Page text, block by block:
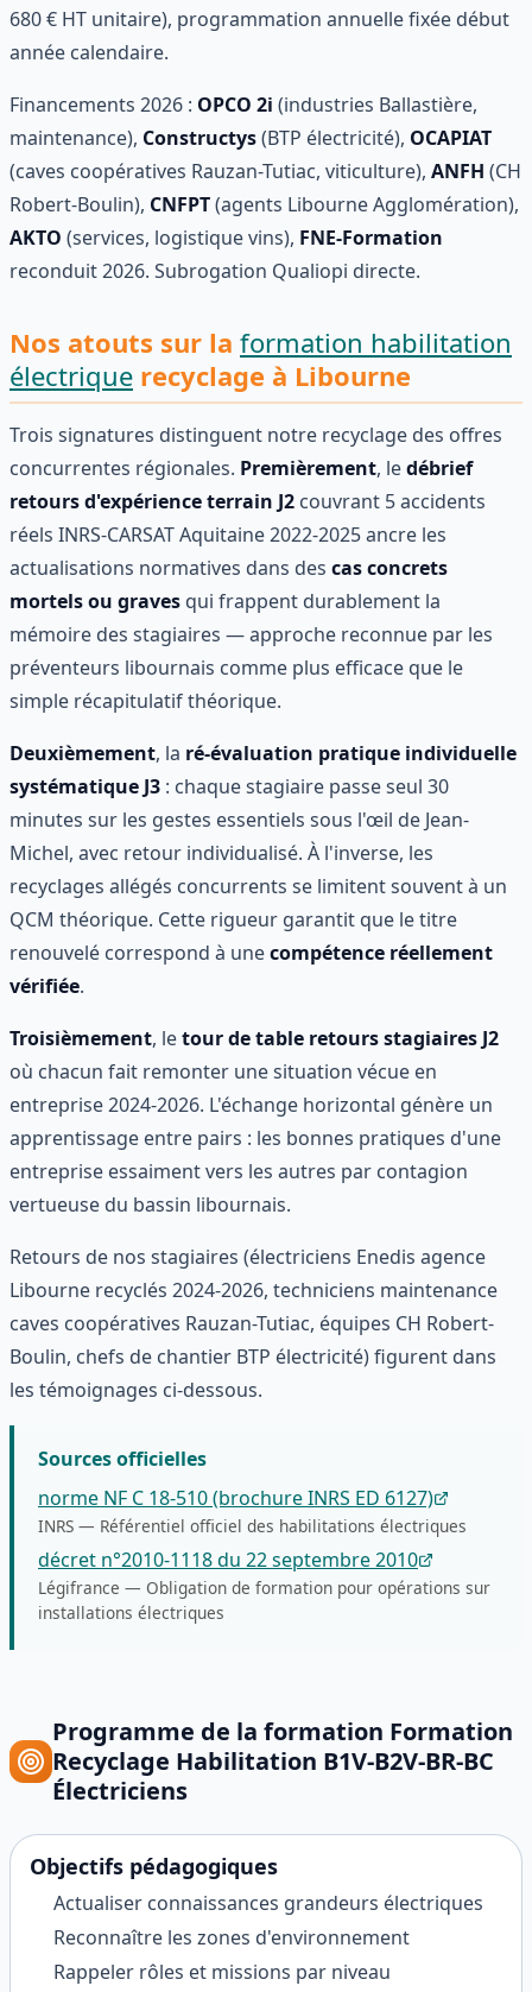
680 € HT unitaire), programmation annuelle fixée début
année calendaire.
Financements 2026 : OPCO 2i (industries Ballastière,
maintenance), Constructys(BTP électricité), OCAPIAT
(caves coopératives Rauzan-Tutiac, viticulture), ANFH (CH
Robert-Boulin), CNFPT(agents Libourne Agglomération),
AKTO (services, logistique vins), FNE-Formation
reconduit 2026. Subrogation Qualiopi directe.
Nos atouts sur la formation habilitation
électrique recyclage à Libourne
Trois signatures distinguent notre recyclage des offres
concurrentes régionales. Premièrement, ledébrief
retours d'expérience terrain J2 couvrant 5 accidents
réels INRS-CARSAT Aquitaine 2022-2025 ancre les
actualisations normatives dans des cas concrets
mortels ou graves qui frappent durablement la
mémoire des stagiaires — approche reconnue par les
préventeurs libournais comme plus efficace que le
simple récapitulatif théorique.
Deuxièmement, la ré-évaluation pratique individuelle
systématique J3 : chaque stagiaire passe seul 30
minutes sur les gestes essentiels sous l'œil de Jean-
Michel, avec retour individualisé. À l'inverse, les
recyclages allégés concurrents se limitent souvent à un
QCM théorique. Cette rigueur garantit que le titre
renouvelé correspond à unecompétence réellement
vérifiée.
Troisièmement, letour de table retours stagiaires J2
où chacun fait remonter une situation vécue en
entreprise 2024-2026. L'échange horizontal génère un
apprentissage entre pairs : les bonnes pratiques d'une
entreprise essaiment vers les autres par contagion
vertueuse du bassin libournais.
Retours de nos stagiaires (électriciens Enedis agence
Libourne recyclés 2024-2026, techniciens maintenance
caves coopératives Rauzan-Tutiac, équipes CH Robert-
Boulin, chefs de chantier BTP électricité) figurent dans
les témoignages ci-dessous.
Sources officielles
norme NF C 18-510 (brochure INRS ED 6127)
INRS — Référentiel officiel des habilitations électriques
décret n°2010-1118 du 22 septembre 2010
Légifrance — Obligation de formation pour opérations sur
installations électriques
Programme de la formation Formation
Recyclage Habilitation B1V-B2V-BR-BC
Électriciens
Objectifs pédagogiques
Actualiser connaissances grandeurs électriques
Reconnaître les zones d'environnement
Rappeler rôles et missions par niveau